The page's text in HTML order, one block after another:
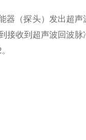
器（探头）发出超
接收到超声波回波